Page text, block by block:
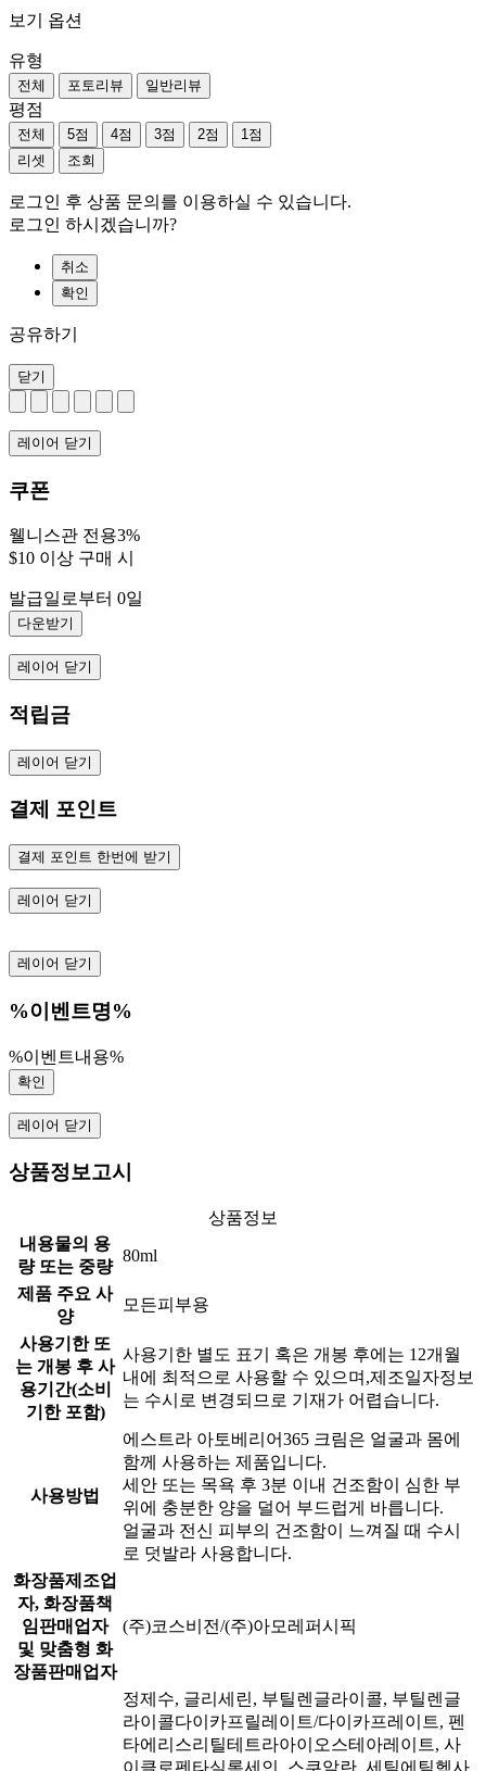
보기 옵션
유형
전체 포토리뷰 일반리뷰
평점
전체 5점 4점 3점 2점
1점
리셋
조회
로그인 후 상품 문의를 이용하실 수 있습니다.
로그인 하시겠습니까?
취소
확인
공유하기
닫기
레이어 닫기
쿠폰
웰니스관 전용3%
$10 이상 구매 시
발급일로부터 0일
다운받기
레이어 닫기
적립금
레이어 닫기
결제 포인트
결제 포인트 한번에 받기
레이어 닫기
레이어 닫기
%이벤트명%
%이벤트내용%
확인
레이어 닫기
상품정보고시
상품정보
내용물의 용
량 또는 중량
80ml
제품 주요 사
양
모든피부용
사용기한 또
는 개봉 후 사
용기간(소비
기한 포함)
사용기한 별도 표기 혹은 개봉 후에는 12개월
내에 최적으로 사용할 수 있으며,제조일자정보
는 수시로 변경되므로 기재가 어렵습니다.
사용방법
에스트라 아토베리어365 크림은 얼굴과 몸에
함께 사용하는 제품입니다.
세안 또는 목욕 후 3분 이내 건조함이 심한 부
위에 충분한 양을 덜어 부드럽게 바릅니다.
얼굴과 전신 피부의 건조함이 느껴질 때 수시
로 덧발라 사용합니다.
화장품제조업
자, 화장품책
임판매업자
및 맞춤형 화
장품판매업자
(주)코스비전/(주)아모레퍼시픽
정제수, 글리세린, 부틸렌글라이콜, 부틸렌글
라이콜다이카프릴레이트/다이카프레이트, 펜
타에리스리틸테트라아이오스테아레이트, 사
이클로펜타실록세인, 스쿠알란, 세틸에틸헥사